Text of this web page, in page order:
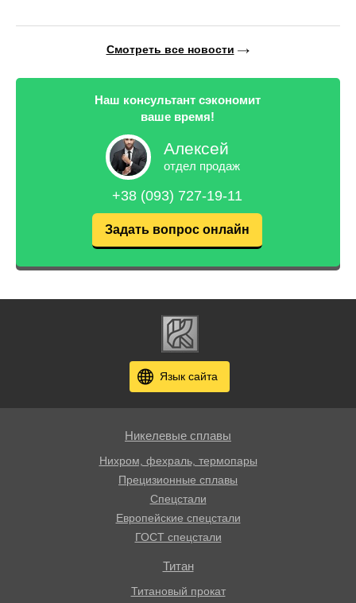
Смотреть все новости
Наш консультант сэкономит
ваше время!
Алексей
отдел продаж
+38 (093) 727-19-11
Задать вопрос онлайн
Язык сайта
Никелевые сплавы
Нихром, фехраль, термопары
Прецизионные сплавы
Спецстали
Европейские спецстали
ГОСТ спецстали
Титан
Титановый прокат